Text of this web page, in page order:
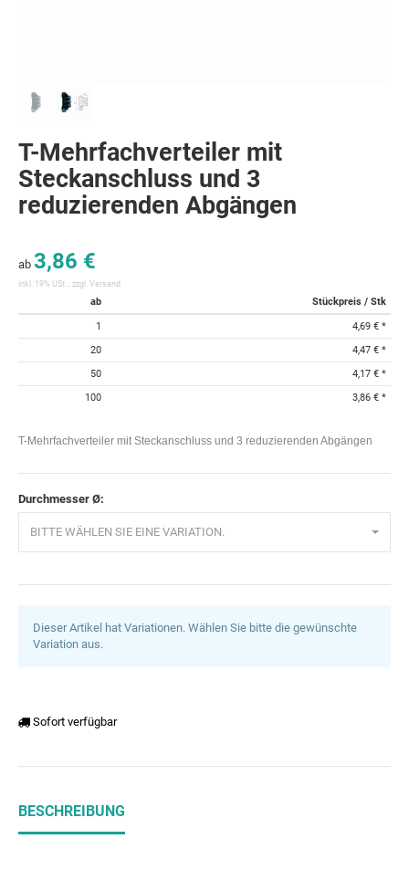
T-Mehrfachverteiler mit
Steckanschluss und 3
reduzierenden Abgängen
ab 3,86 €
inkl. 19% USt. , zzgl. Versand
ab Stückpreis / Stk
1 4,69 € *
20
4,47 € *
50
4,17 € *
100
3,86 € *
T-Mehrfachverteiler mit Steckanschluss und 3 reduzierenden Abgängen
Durchmesser Ø:
BITTE WÄHLEN SIE EINE VARIATION.
Dieser Artikel hat Variationen. Wählen Sie bitte die gewünschte
Variation aus.
Sofort verfügbar
BESCHREIBUNG